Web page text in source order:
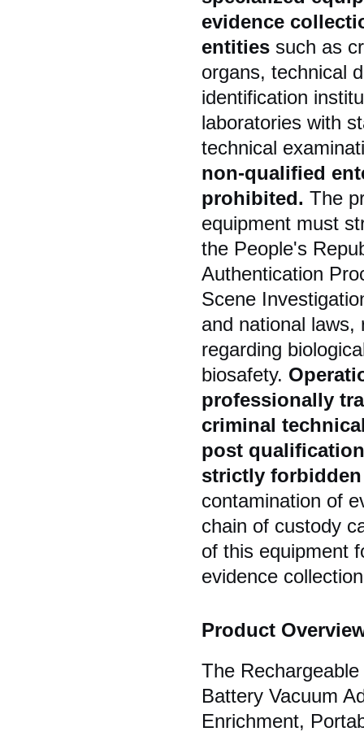
evidence
entities such as
organs, technical
identification
laboratories with
technical
non-qualified
prohibited. The
equipment must
the People's
Authentication
Scene
and national laws,
regarding
biosafety.
professionally
criminal
post
strictly
contamination of
chain of custody
of this equipment
evidence
Product
The
Battery Vacuum
Enrichment,